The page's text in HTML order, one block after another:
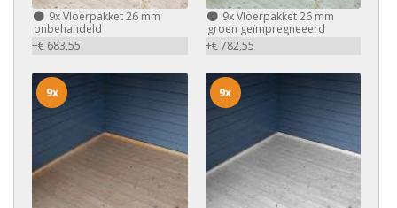
9xVloerpakket 26 mm
onbehandeld
+€ 683,55
9xVloerpakket 26 mm
groen geïmpregneeerd
+€ 782,55
9x 9x